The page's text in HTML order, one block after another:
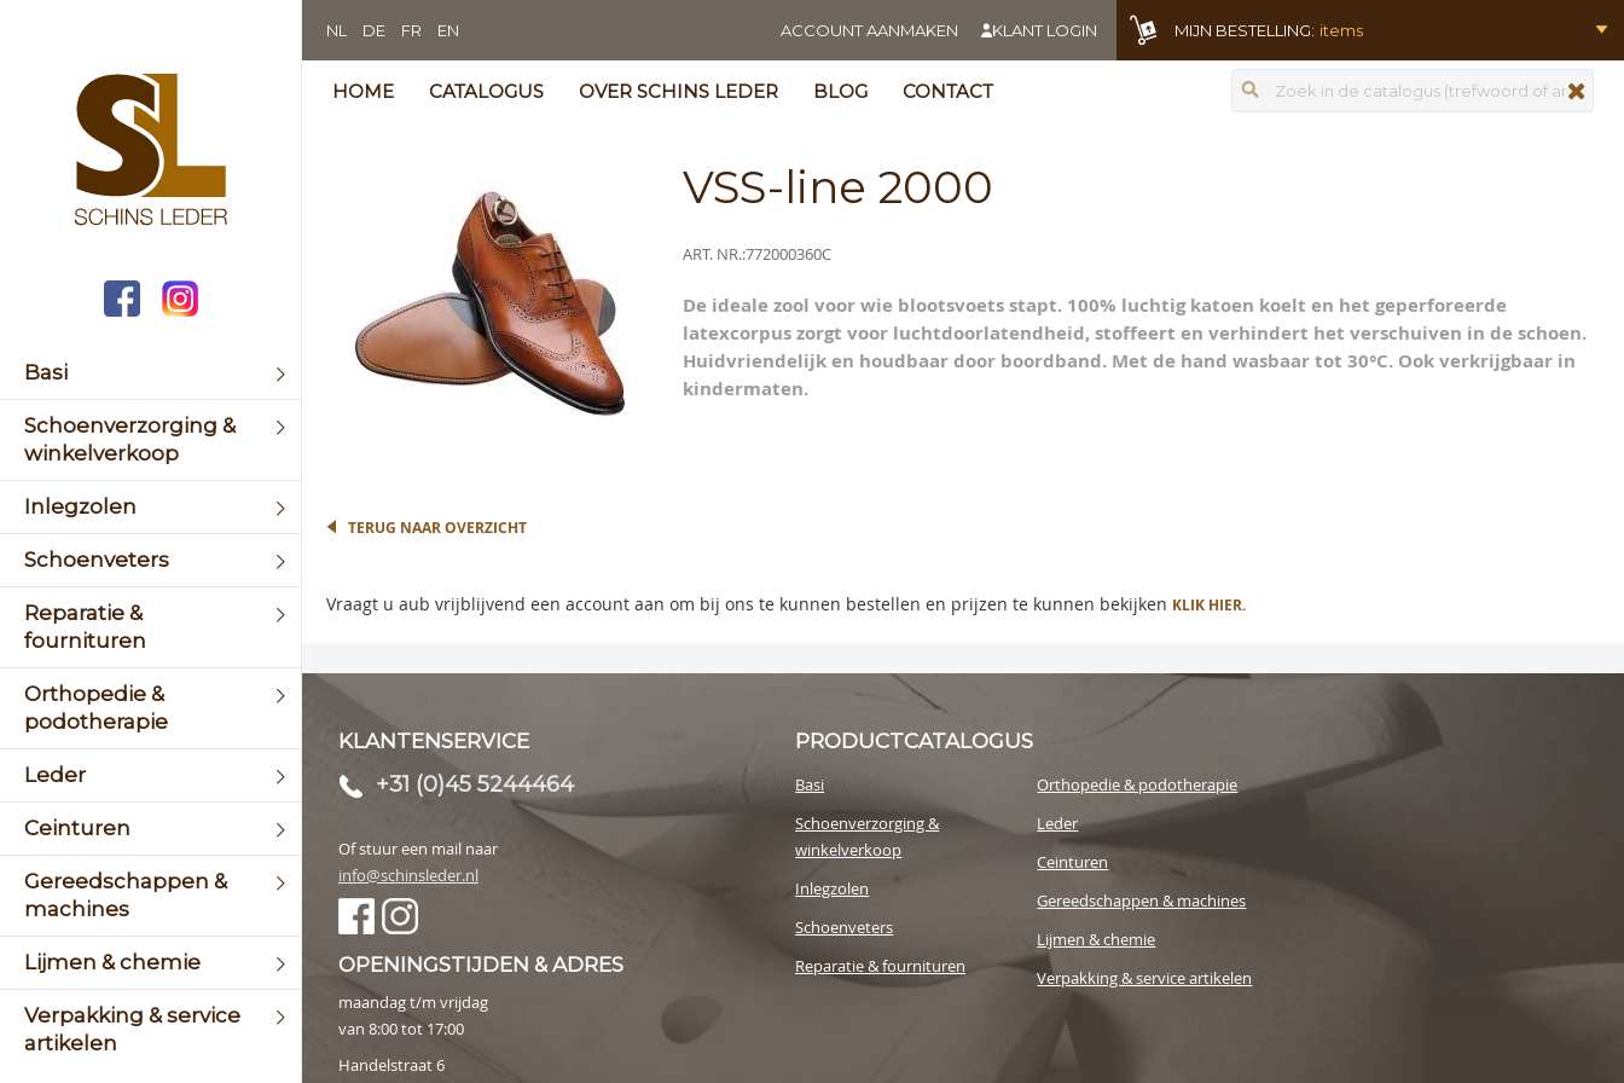
Basi
Schoenverzorging &
winkelverkoop
Inlegzolen
Schoenveters
Reparatie &
fournituren
Orthopedie &
podotherapie
Leder
Ceinturen
Gereedschappen &
machines
Lijmen & chemie
Verpakking & service
artikelen
ACCOUNT AANMAKEN KLANT LOGIN
NL DE FR EN MIJN BESTELLING: items
HOME CATALOGUS OVER SCHINS LEDER BLOG CONTACT Zoeken
VSS-line 2000
Meer
ART. NR.772000360C
De ideale zool voor wie blootsvoets stapt. 100% luchtig katoen koelt en het geperforeerde
latexcorpus zorgt voor luchtdoorlatendheid, stoffeert en verhindert het verschuiven in de schoen.
Huidvriendelijk en houdbaar door boordband. Met de hand wasbaar tot 30°C. Ook verkrijgbaar in
kindermaten.
to
the
end
of
the
images
gallery
beginning
images
TERUG NAAR OVERZICHT
Vraagt u aub vrijblijvend een account aan om bij ons te kunnen bestellen en prijzen te kunnen bekijken KLIK HIER.
KLANTENSERVICE
+31 (0)45 5244464
Of stuur een mail naar
info@schinsleder.nl
OPENINGSTIJDEN & ADRES
maandag t/m vrijdag
van 8:00 tot 17:00
Handelstraat 6
PRODUCTCATALOGUS
Basi
Schoenverzorging &
winkelverkoop
Inlegzolen
Schoenveters
Reparatie & fournituren
Orthopedie & podotherapie
Leder
Ceinturen
Gereedschappen & machines
Lijmen & chemie
Verpakking & service artikelen